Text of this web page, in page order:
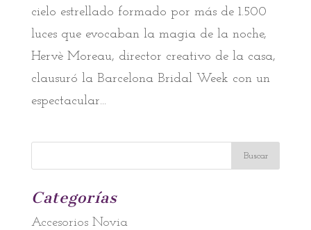
cielo estrellado formado por más de 1.500
luces que evocaban la magia de la noche,
Hervè Moreau, director creativo de la casa,
clausuró la Barcelona Bridal Week con un
espectacular...
Categorías
Accesorios Novia